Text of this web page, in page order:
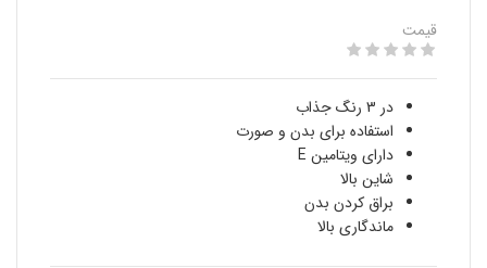
قیمت
در 3 رنگ جذاب
استفاده برای بدن و صورت
دارای ویتامین E
شاین بالا
براق کردن بدن
ماندگاری بالا